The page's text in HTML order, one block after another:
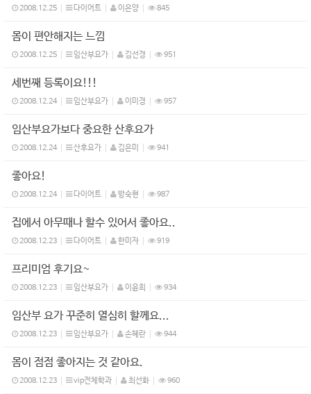
2008.12.25 다이어트 이은양 845
몸이 편안해지는 느낌
2008.12.25 임산부요가 김선경 951
세번째 등록이요!!!
2008.12.24 임산부요가 이미경 957
임산부요가보다 중요한 산후요가
2008.12.24 산후요가 김은미 941
좋아요!
2008.12.24 다이어트 방숙현 987
집에서 아무때나 할수 있어서 좋아요..
2008.12.23 다이어트 한미자 919
프리미엄 후기요~
2008.12.23 임산부요가 이윤희 934
임산부 요가 꾸준히 열심히 할께요...
2008.12.23 임산부요가 손혜란 944
몸이 점점 좋아지는 것 같아요.
2008.12.23 vip전체학과 최선화 960